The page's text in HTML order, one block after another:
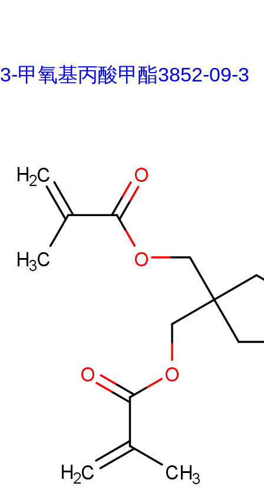
3-甲氧基丙酸甲酯3852-09-3